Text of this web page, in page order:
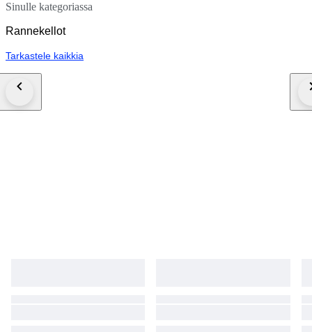
Sinulle kategoriassa
Rannekellot
Tarkastele kaikkia